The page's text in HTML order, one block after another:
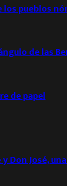
pueblos
de las
de papel
y Don José,